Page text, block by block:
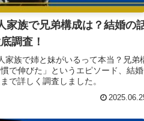
家族で兄弟構成は？結婚の
調査！
家族で姉と妹がいるって本当？兄弟
で伸びた」というエピソード、結婚
で詳しく調査しました。